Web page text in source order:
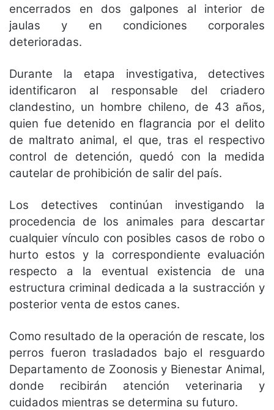
encerrados en dos galpones al interior de
jaulas y en condiciones corporales
deterioradas.
Durante la etapa investigativa, detectives
identificaron al responsable del criadero
clandestino, un hombre chileno, de 43 años,
quien fue detenido en flagrancia por el delito
de maltrato animal, el que, tras el respectivo
control de detención, quedó con la medida
cautelar de prohibición de salir del país.
Los detectives continúan investigando la
procedencia de los animales para descartar
cualquier vínculo con posibles casos de robo o
hurto estos y la correspondiente evaluación
respecto a la eventual existencia de una
estructura criminal dedicada a la sustracción y
posterior venta de estos canes.
Como resultado de la operación de rescate, los
perros fueron trasladados bajo el resguardo
Departamento de Zoonosis y Bienestar Animal,
donde recibirán atención veterinaria y
cuidados mientras se determina su futuro.